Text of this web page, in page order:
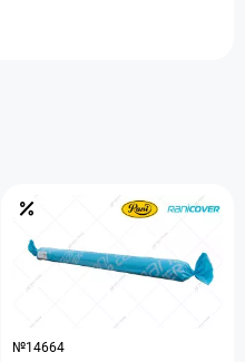
№14664